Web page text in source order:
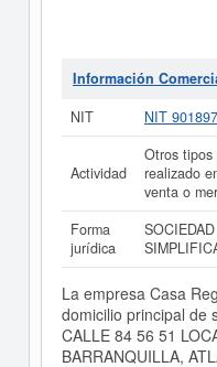
Información
NIT
NIT
Actividad
Otros tipos
realizado
venta o
Forma
jurídica
La empresa Casa
domicilio principal de
CALLE 84 56 51
BARRANQUILLA,